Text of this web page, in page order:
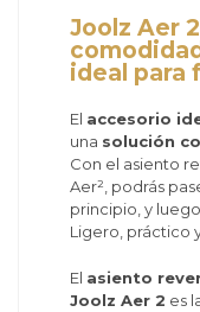
Joolz Aer
ideal para
El accesorio
una solución
Con el asiento
Aer², podrás
principio, y
Ligero, práctico
El asiento
Joolz Aer 2 es